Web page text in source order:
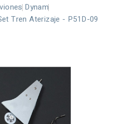
Dynam
Tren Aterizaje - P51D-09